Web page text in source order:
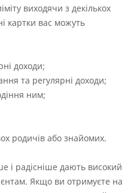
виходячи з декількох
картки вас можуть
доходи;
та регулярні доходи;
ним;
родичів або знайомих.
і радісніше дають високий
Якщо ви отримуєте на